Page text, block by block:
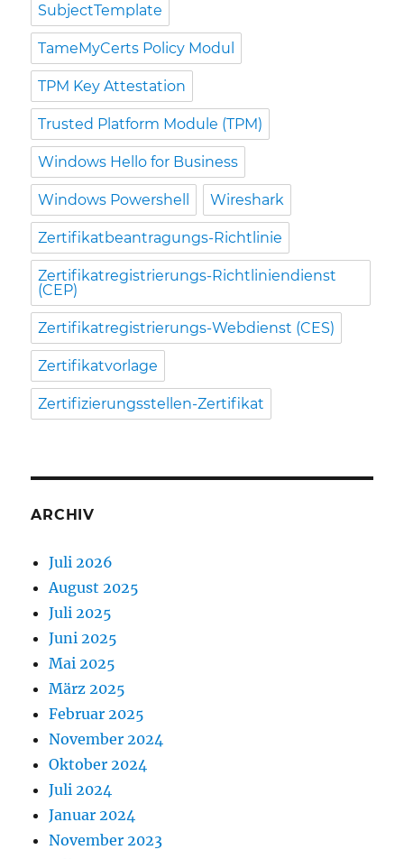
SubjectTemplate
TameMyCerts Policy Modul
TPM Key Attestation
Trusted Platform Module (TPM)
Windows Hello for Business
Windows Powershell Wireshark
Zertifikatbeantragungs-Richtlinie
Zertifikatregistrierungs-Richtliniendienst
(CEP)
Zertifikatregistrierungs-Webdienst (CES)
Zertifikatvorlage
Zertifizierungsstellen-Zertifikat
ARCHIV
Juli 2026
August 2025
Juli 2025
Juni 2025
Mai 2025
März 2025
Februar 2025
November 2024
Oktober 2024
Juli 2024
Januar 2024
November 2023